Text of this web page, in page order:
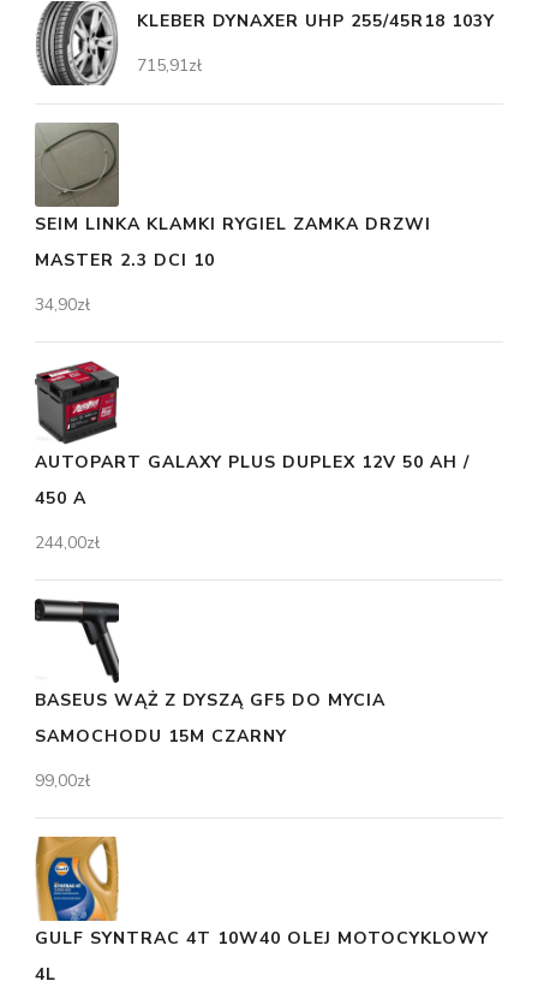
KLEBER DYNAXER UHP 255/45R18 103Y
715,91zł
SEIM LINKA KLAMKI RYGIEL ZAMKA DRZWI
MASTER 2.3 DCI 10
34,90zł
AUTOPART GALAXY PLUS DUPLEX 12V 50 AH /
450 A
244,00zł
BASEUS WĄŻ Z DYSZĄ GF5 DO MYCIA
SAMOCHODU 15M CZARNY
99,00zł
GULF SYNTRAC 4T 10W40 OLEJ MOTOCYKLOWY
4L